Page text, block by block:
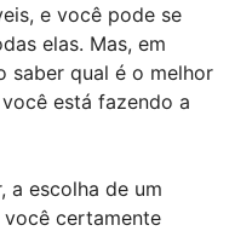
e você pode se
elas. Mas, em
saber qual é o melhor
está fazendo a
a escolha de um
certamente